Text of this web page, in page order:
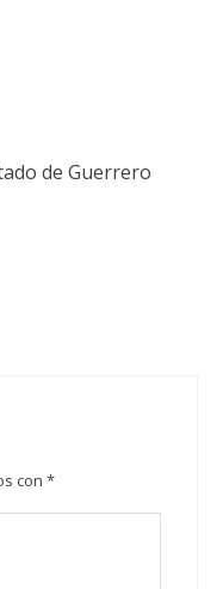
de Guerrero
con *